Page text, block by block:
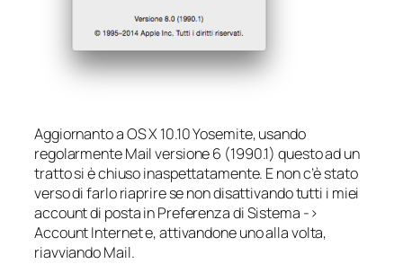
Aggiornanto a OS X 10.10 Yosemite, usando
regolarmente Mail versione 6 (1990.1) questo ad un
tratto si è chiuso inaspettatamente. E non c’è stato
verso di farlo riaprire se non disattivando tutti i miei
account di posta in Preferenza di Sistema ->
Account Internet e, attivandone uno alla volta,
riavviando Mail.